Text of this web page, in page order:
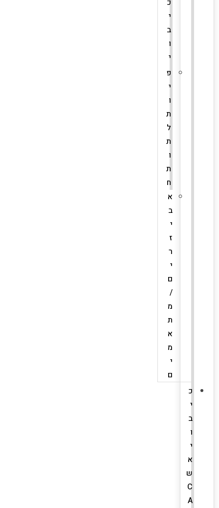
כ
י
ב
ו
י
פ
י
ו
ת
ל
ת
ו
ת
ח
א
ב
י
ז
ר
י
ם
/
מ
ת
א
מ
י
ם
כ
י
ב
ו
י
א
ש
C
A